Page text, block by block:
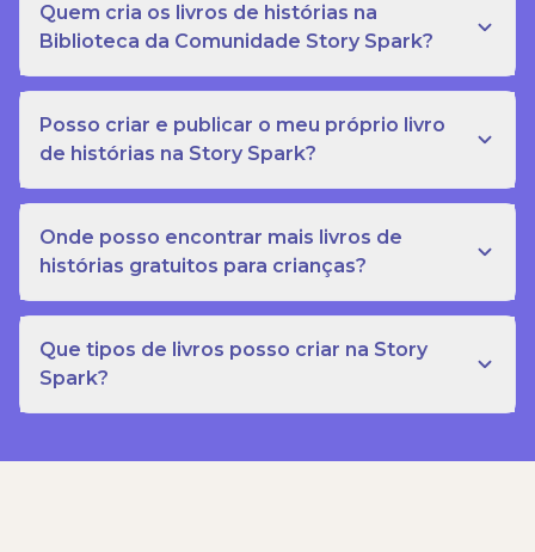
Quem cria os livros de histórias na
Biblioteca da Comunidade Story Spark?
Posso criar e publicar o meu próprio livro
de histórias na Story Spark?
Onde posso encontrar mais livros de
histórias gratuitos para crianças?
Que tipos de livros posso criar na Story
Spark?